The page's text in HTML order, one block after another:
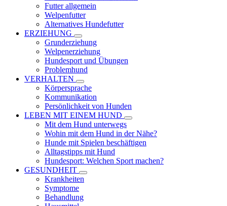
Futter allgemein
Welpenfutter
Alternatives Hundefutter
ERZIEHUNG
Grunderziehung
Welpenerziehung
Hundesport und Übungen
Problemhund
VERHALTEN
Körpersprache
Kommunikation
Persönlichkeit von Hunden
LEBEN MIT EINEM HUND
Mit dem Hund unterwegs
Wohin mit dem Hund in der Nähe?
Hunde mit Spielen beschäftigen
Alltagstipps mit Hund
Hundesport: Welchen Sport machen?
GESUNDHEIT
Krankheiten
Symptome
Behandlung